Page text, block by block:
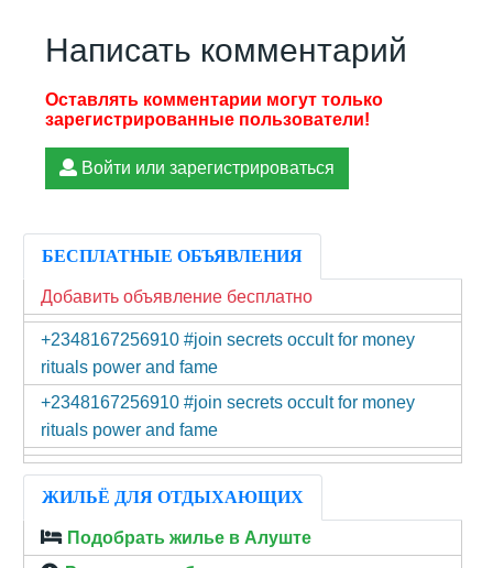
Написать комментарий
Войти или зарегистрироваться
БЕСПЛАТНЫЕ ОБЪЯВЛЕНИЯ
Добавить объявление бесплатно
+2348167256910 #join secrets occult for money
rituals power and fame
+2348167256910 #join secrets occult for money
rituals power and fame
ЖИЛЬЁ ДЛЯ ОТДЫХАЮЩИХ
Подобрать жилье в Алуште